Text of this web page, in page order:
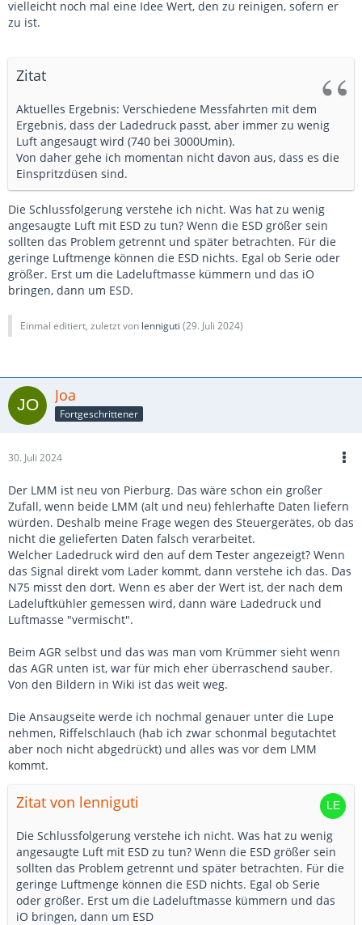
vielleicht noch mal eine Idee Wert, den zu reinigen, sofern er
zu ist.
Zitat
Aktuelles Ergebnis: Verschiedene Messfahrten mit dem
Ergebnis, dass der Ladedruck passt, aber immer zu wenig
Luft angesaugt wird (740 bei 3000Umin).
Von daher gehe ich momentan nicht davon aus, dass es die
Einspritzdüsen sind.
Die Schlussfolgerung verstehe ich nicht. Was hat zu wenig
angesaugte Luft mit ESD zu tun? Wenn die ESD größer sein
sollten das Problem getrennt und später betrachten. Für die
geringe Luftmenge können die ESD nichts. Egal ob Serie oder
größer. Erst um die Ladeluftmasse kümmern und das iO
bringen, dann um ESD.
Einmal editiert, zuletzt von lenniguti (29. Juli 2024)
Joa
Fortgeschrittener
30. Juli 2024
Der LMM ist neu von Pierburg. Das wäre schon ein großer
Zufall, wenn beide LMM (alt und neu) fehlerhafte Daten liefern
würden. Deshalb meine Frage wegen des Steuergerätes, ob das
nicht die gelieferten Daten falsch verarbeitet.
Welcher Ladedruck wird den auf dem Tester angezeigt? Wenn
das Signal direkt vom Lader kommt, dann verstehe ich das. Das
N75 misst den dort. Wenn es aber der Wert ist, der nach dem
Ladeluftkühler gemessen wird, dann wäre Ladedruck und
Luftmasse "vermischt".
Beim AGR selbst und das was man vom Krümmer sieht wenn
das AGR unten ist, war für mich eher überraschend sauber.
Von den Bildern in Wiki ist das weit weg.
Die Ansaugseite werde ich nochmal genauer unter die Lupe
nehmen, Riffelschlauch (hab ich zwar schonmal begutachtet
aber noch nicht abgedrückt) und alles was vor dem LMM
kommt.
Zitat von lenniguti
Die Schlussfolgerung verstehe ich nicht. Was hat zu wenig
angesaugte Luft mit ESD zu tun? Wenn die ESD größer sein
sollten das Problem getrennt und später betrachten. Für die
geringe Luftmenge können die ESD nichts. Egal ob Serie
oder größer. Erst um die Ladeluftmasse kümmern und das
iO bringen, dann um ESD